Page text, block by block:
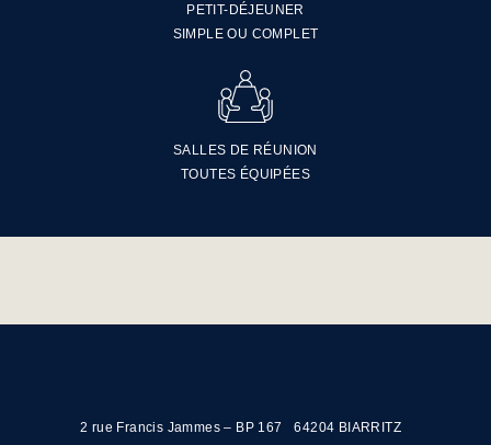
PETIT-DÉJEUNER
SIMPLE OU COMPLET
SALLES DE RÉUNION
TOUTES ÉQUIPÉES
2 rue Francis Jammes – BP 167 64204 BIARRITZ